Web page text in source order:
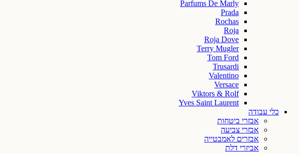
Parfums De Marly
Prada
Rochas
Roja
Roja Dove
Terry Mugler
Tom Ford
Trusardi
Valentino
Versace
Viktors & Rolf
Yves Saint Laurent
כלי עבודה
אבזרי ביטחות
אבזרי צביעה
אבזרים לאמבטייה
אביזרי דלת